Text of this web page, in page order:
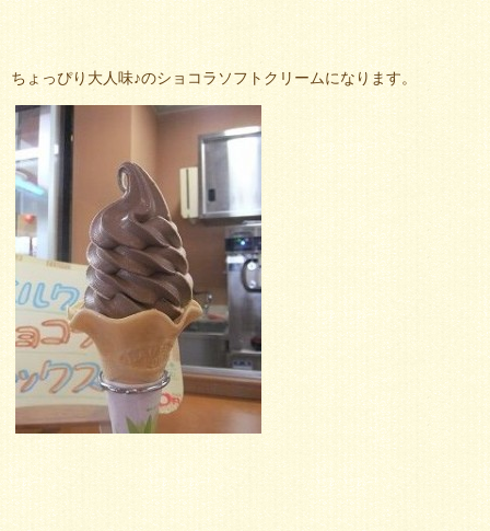
ちょっぴり大人味♪のショコラソフトクリームになります。